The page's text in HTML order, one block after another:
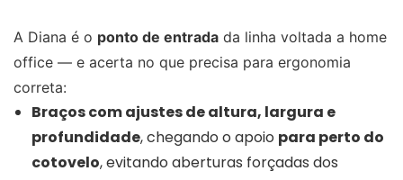
A Diana é o ponto de entrada da linha voltada a home
office — e acerta no que precisa para ergonomia
correta:
Braços com ajustes de altura, largura e
profundidade, chegando o apoio para perto do
cotovelo, evitando aberturas forçadas dos